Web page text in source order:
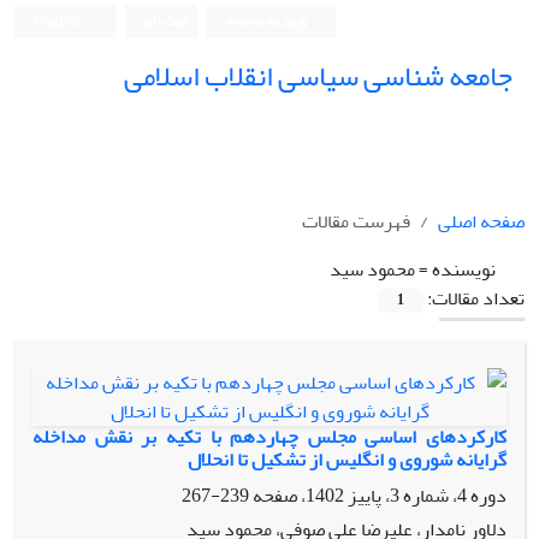
جامعه شناسی سیاسی انقلاب اسلامی
صفحه اصلی
فهرست مقالات
نویسنده =محمود سید
تعداد مقالات:
1
کارکردهای اساسی مجلس چهاردهم با تکیه بر نقش مداخله
گرایانه شوروی و انگلیس از تشکیل تا انحلال
دوره 4، شماره 3، پاییز 1402، صفحه
239-267
دلاور نامدار، علیرضا علی صوفی، محمود سید